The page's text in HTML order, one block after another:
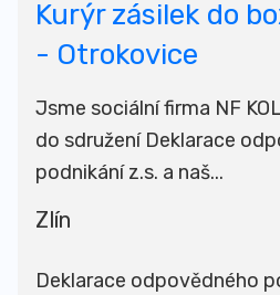
Kurýr zásilek do
- Otrokovice
Jsme sociální firma NF
do sdružení Deklarace
podnikání z.s. a naš...
Zlín
Deklarace odpovědného